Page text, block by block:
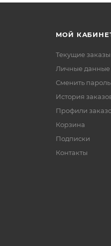
МОЙ
Текущие заказы
Личные данные
Сменить пароль
История
Профили
Корзина
Подписки
Контакты